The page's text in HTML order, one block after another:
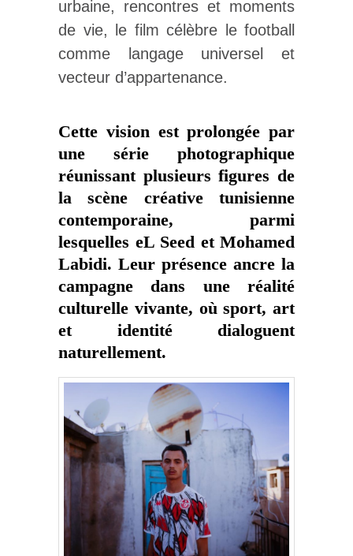
urbaine, rencontres et moments
de vie, le film célèbre le football
comme langage universel et
vecteur d’appartenance.
Cette vision est prolongée par
une série photographique
réunissant plusieurs figures de
la scène créative tunisienne
contemporaine, parmi
lesquelles eL Seed et Mohamed
Labidi. Leur présence ancre la
campagne dans une réalité
culturelle vivante, où sport, art
et identité dialoguent
naturellement.